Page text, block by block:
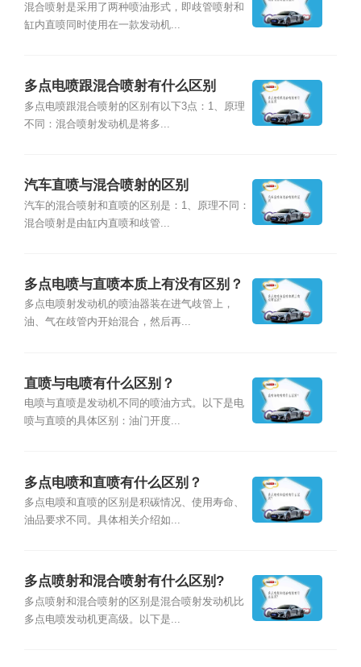
混合喷射是采用了两种喷油形式，即歧管喷射和
缸内直喷同时使用在一款发动机...
多点电喷跟混合喷射有什么区别
多点电喷跟混合喷射的区别有以下3点：1、原理
不同：混合喷射发动机是将多...
汽车直喷与混合喷射的区别
汽车的混合喷射和直喷的区别是：1、原理不同：
混合喷射是由缸内直喷和歧管...
多点电喷与直喷本质上有没有区别？
多点电喷射发动机的喷油器装在进气歧管上，
油、气在歧管内开始混合，然后再...
直喷与电喷有什么区别？
电喷与直喷是发动机不同的喷油方式。以下是电
喷与直喷的具体区别：油门开度...
多点电喷和直喷有什么区别？
多点电喷和直喷的区别是积碳情况、使用寿命、
油品要求不同。具体相关介绍如...
多点喷射和混合喷射有什么区别?
多点喷射和混合喷射的区别是混合喷射发动机比
多点电喷发动机更高级。以下是...